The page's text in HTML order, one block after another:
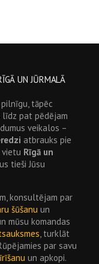
UN JŪRMALĀ
tāpēc
līdz pat pēdējam
veikalos –
atbrauks pie
Rīgā un
tieši Jūsu
konsultējam par
šūšanu un
mūsu komandas
, turklāt
par savu
un apkopi.